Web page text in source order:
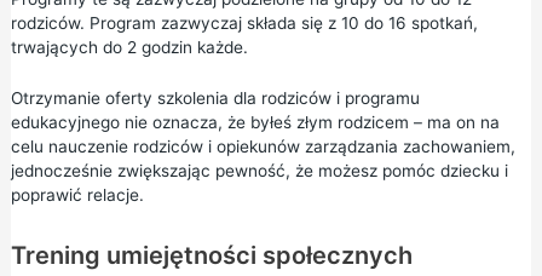
rodziców. Program zazwyczaj składa się z 10 do 16 spotkań,
trwających do 2 godzin każde.
Otrzymanie oferty szkolenia dla rodziców i programu
edukacyjnego nie oznacza, że byłeś złym rodzicem – ma on na
celu nauczenie rodziców i opiekunów zarządzania zachowaniem,
jednocześnie zwiększając pewność, że możesz pomóc dziecku i
poprawić relacje.
Trening umiejętności społecznych